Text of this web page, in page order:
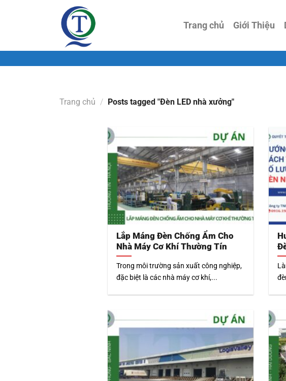
Trang chủ Giới Thiệu
Trang chủ / Posts tagged "Đèn LED nhà xưởng"
Lắp Máng Đèn Chống Ẩm Cho
Nhà Máy Cơ Khí Thường Tín
Trong môi trường sản xuất công nghiệp,
đặc biệt là các nhà máy cơ khí,...